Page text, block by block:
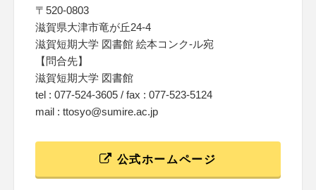
〒520-0803
滋賀県大津市竜が丘24-4
滋賀短期大学 図書館 絵本コンク-ル宛
【問合先】
滋賀短期大学 図書館
tel : 077-524-3605 / fax : 077-523-5124
mail : ttosyo@sumire.ac.jp
公式ホームページ